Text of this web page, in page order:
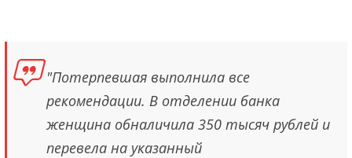
"Потерпевшая выполнила все
рекомендации. В отделении банка
женщина обналичила 350 тысяч рублей и
перевела на указанный